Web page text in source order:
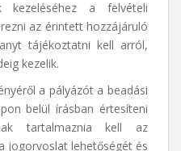
kezeléséhez a felvételi
az érintett hozzájáruló
tájékoztatni kell arról,
kezelik.
a pályázót a beadási
belül írásban értesíteni
tartalmaznia kell az
jogorvoslat lehetőségét és